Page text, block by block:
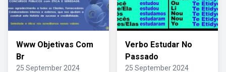
Www Objetivas Com
Br
25 September 2024
Verbo Estudar No
Passado
25 September 2024